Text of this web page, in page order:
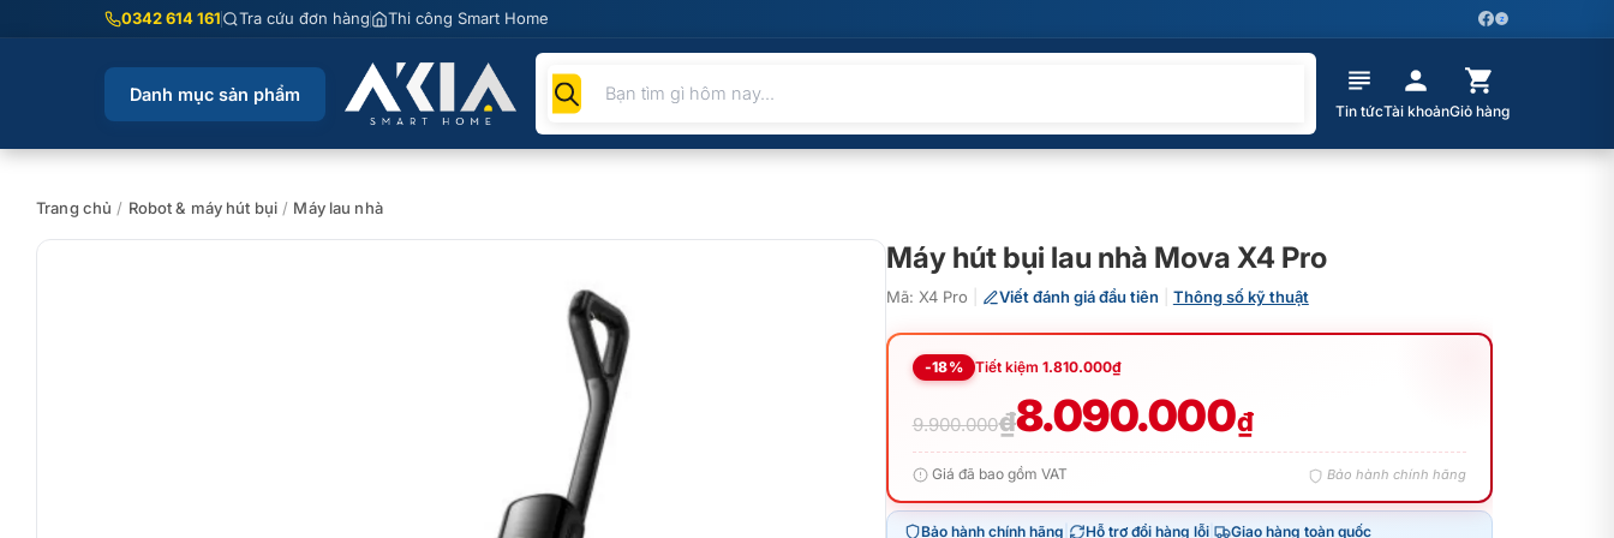
0342 614 161 Tra cứu đơn hàng Thi công Smart Home Z
Danh mục sản phẩm
Tìm
kiếm
sản
phẩm
Tin tứcTài khoảnGiỏ hàng
Trang chủ / Robot & máy hút bụi / Máy lau nhà
Máy hút bụi lau nhà Mova X4 Pro
Mã: X4 Pro Viết đánh giá đầu tiên Thông số kỹ thuật
-18% Tiết kiệm1.810.000₫
9.900.000₫
Giá
gốc
là:
8.090.000₫
Giá
hiện
tại
Giá đã bao gồm VAT Bảo hành chính hãng
Bảo hành chính hãng Hỗ trợ đổi hàng lỗi| Giao hàng toàn quốc